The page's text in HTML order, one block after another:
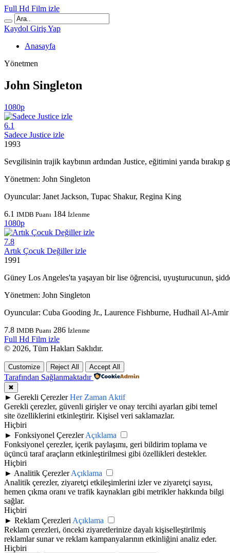
Full Hd Film izle
Kaydol Giriş Yap
Anasayfa
Yönetmen
John Singleton
1080p
6.1
Sadece Justice izle
1993
Sevgilisinin trajik kaybının ardından Justice, eğitimini yarıda
Yönetmen: John Singleton
Oyuncular: Janet Jackson, Tupac Shakur, Regina King
6.1 IMDB Puanı 184 İzlenme
1080p
7.8
Artık Çocuk Değiller izle
1991
Güney Los Angeles'ta yaşayan bir lise öğrencisi, uyuşturucunun,
Yönetmen: John Singleton
Oyuncular: Cuba Gooding Jr., Laurence Fishburne, Hudhail Al-Amir
7.8 IMDB Puanı 286 İzlenme
Full Hd Film izle
© 2026, Tüm Hakları Saklıdır.
Customize Reject All Accept All
Tarafından Sağlanmaktadır
✖
► Gerekli Çerezler Her Zaman Aktif
Gerekli çerezler, güvenli girişler ve onay tercihi ayarları gibi temel
site özelliklerini etkinleştirir. Kişisel veri saklamazlar.
Hiçbiri
► Fonksiyonel Çerezler Açıklama
Fonksiyonel çerezler, içerik paylaşımı, geri bildirim toplama ve
üçüncü taraf araçların etkinleştirilmesi gibi özellikleri destekler.
Hiçbiri
► Analitik Çerezler Açıklama
Analitik çerezler, ziyaretçi etkileşimlerini izler ve ziyaretçi sayısı,
hemen çıkma oranı ve trafik kaynakları gibi metrikler hakkında bilgi
sağlar.
Hiçbiri
► Reklam Çerezleri Açıklama
Reklam çerezleri, önceki ziyaretlerinize dayalı kişiselleştirilmiş
reklamlar sunar ve reklam kampanyalarının etkinliğini analiz eder.
Hiçbiri